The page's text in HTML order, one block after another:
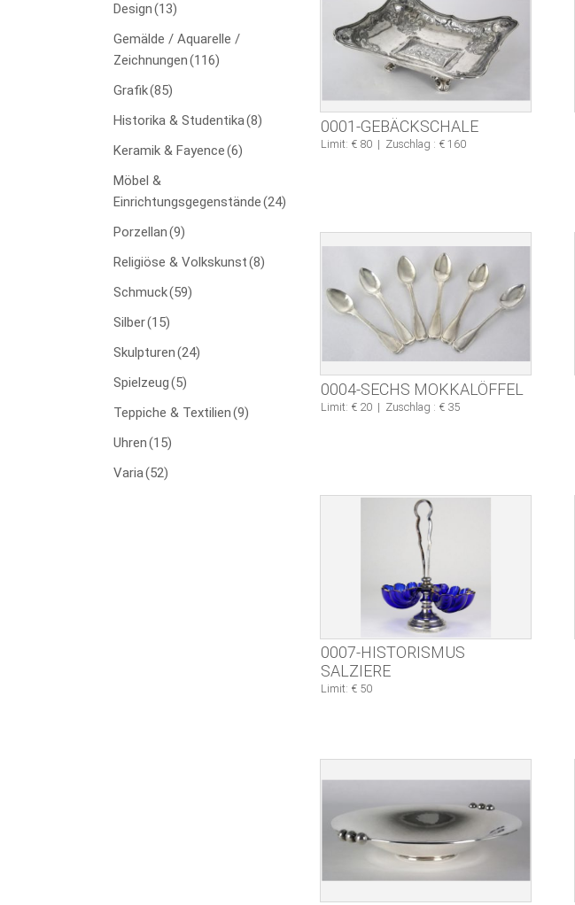
0001-GEBÄCKSCHALE
Limit: € 80 | Zuschlag : € 160
0004-SECHS MOKKALÖFFEL
Limit: € 20 | Zuschlag : € 35
0007-HISTORISMUS
SALZIERE
Limit: € 50
Design(13)
Gemälde / Aquarelle /
Zeichnungen(116)
Grafik(85)
Historika & Studentika(8)
Keramik & Fayence(6)
Möbel &
Einrichtungsgegenstände(24)
Porzellan(9)
Religiöse & Volkskunst(8)
Schmuck(59)
Silber(15)
Skulpturen(24)
Spielzeug(5)
Teppiche & Textilien(9)
Uhren(15)
Varia(52)